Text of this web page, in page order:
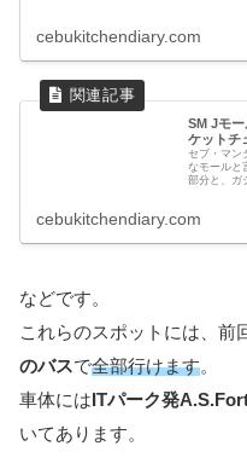
cebukitchendiary.com
SM Jモ
ケットチ
セブ・マン
なモールと
部分と、ガ
cebukitchendiary.com
などです。
これらのスポットには、前
のバスで全部行けます。
車体には ITパーク発
いてあります。